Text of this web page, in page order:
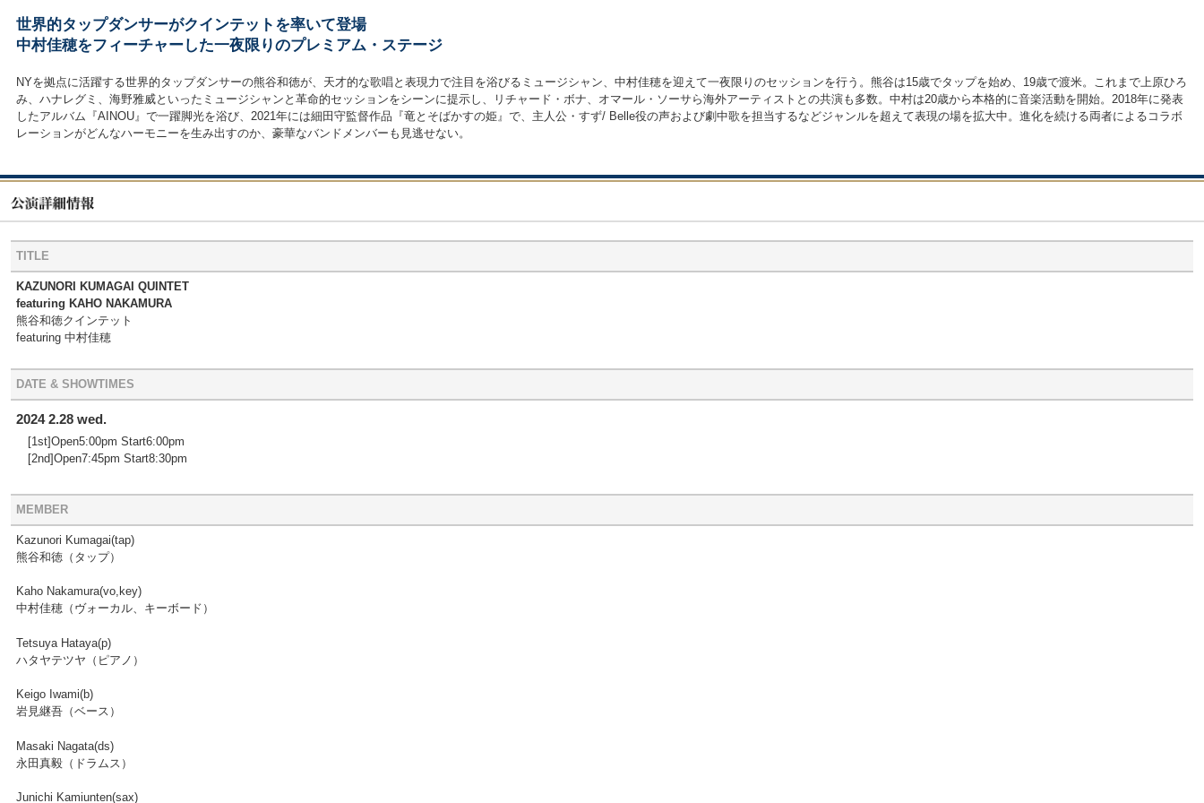
世界的タップダンサーがクインテットを率いて登場
中村佳穂をフィーチャーした一夜限りのプレミアム・ステージ
NYを拠点に活躍する世界的タップダンサーの熊谷和徳が、天才的な歌唱と表現力で注目を浴びるミュージシャン、中村佳穂を迎えて一夜限りのセッションを行う。熊谷は15歳でタップを始め、19歳で渡米。これまで上原ひろ
み、ハナレグミ、海野雅威といったミュージシャンと革命的セッションをシーンに提示し、リチャード・ボナ、オマール・ソーサら海外アーティストとの共演も多数。中村は20歳から本格的に音楽活動を開始。2018年に発表
したアルバム『AINOU』で一躍脚光を浴び、2021年には細田守監督作品『竜とそばかすの姫』で、主人公・すず/ Belle役の声および劇中歌を担当するなどジャンルを超えて表現の場を拡大中。進化を続ける両者によるコラボ
レーションがどんなハーモニーを生み出すのか、豪華なバンドメンバーも見逃せない。
TITLE
KAZUNORI KUMAGAI QUINTET
featuring KAHO NAKAMURA
熊谷和徳クインテット
featuring 中村佳穂
DATE & SHOWTIMES
2024 2.28 wed.
[1st]Open5:00pm Start6:00pm
[2nd]Open7:45pm Start8:30pm
MEMBER
Kazunori Kumagai(tap)
熊谷和徳（タップ）
Kaho Nakamura(vo,key)
中村佳穂（ヴォーカル、キーボード）
Tetsuya Hataya(p)
ハタヤテツヤ（ピアノ）
Keigo Iwami(b)
岩見継吾（ベース）
Masaki Nagata(ds)
永田真毅（ドラムス）
Junichi Kamiunten(sax)